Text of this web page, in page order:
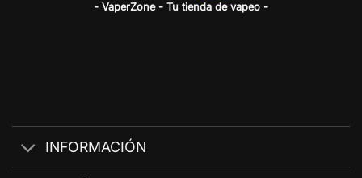
- VaperZone - Tu tienda de vapeo -
INFORMACIÓN